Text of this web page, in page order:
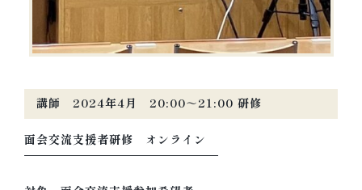
講師 2024年4月 20:00～21:00 研修
面会交流支援者研修 オンライン